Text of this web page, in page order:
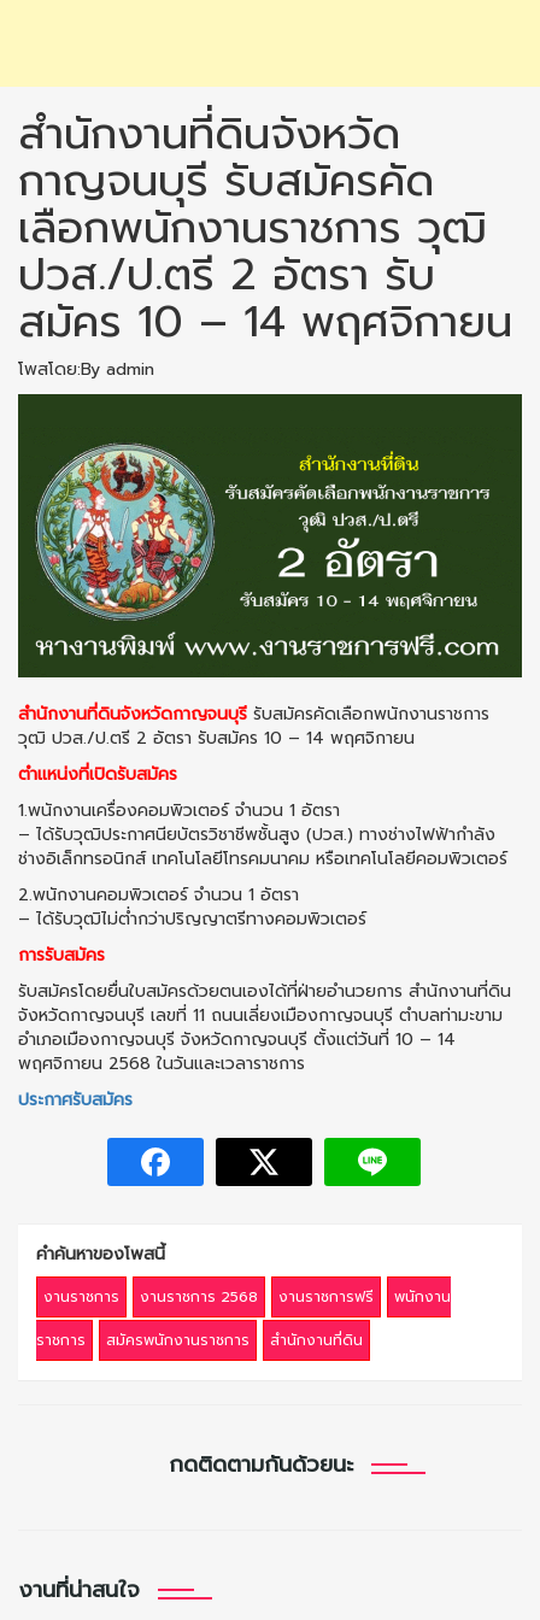
สำนักงานที่ดินจังหวัด
กาญจนบุรี รับสมัครคัด
เลือกพนักงานราชการ วุฒิ
ปวส./ป.ตรี 2 อัตรา รับ
สมัคร 10 – 14 พฤศจิกายน
โพสโดย:By admin
สำนักงานที่ดินจังหวัดกาญจนบุรี รับสมัครคัดเลือกพนักงานราชการ
วุฒิ ปวส./ป.ตรี 2 อัตรา รับสมัคร 10 – 14 พฤศจิกายน
ตำแหน่งที่เปิดรับสมัคร
1.พนักงานเครื่องคอมพิวเตอร์ จำนวน 1 อัตรา
– ได้รับวุฒิประกาศนียบัตรวิชาชีพชั้นสูง (ปวส.) ทางช่างไฟฟ้ากำลัง
ช่างอิเล็กทรอนิกส์ เทคโนโลยีโทรคมนาคม หรือเทคโนโลยีคอมพิวเตอร์
2.พนักงานคอมพิวเตอร์ จำนวน 1 อัตรา
– ได้รับวุฒิไม่ต่ำกว่าปริญญาตรีทางคอมพิวเตอร์
การรับสมัคร
รับสมัครโดยยื่นใบสมัครด้วยตนเองได้ที่ฝ่ายอำนวยการ สำนักงานที่ดิน
จังหวัดกาญจนบุรี เลขที่ 11 ถนนเลี่ยงเมืองกาญจนบุรี ตำบลท่ามะขาม
อำเภอเมืองกาญจนบุรี จังหวัดกาญจนบุรี ตั้งแต่วันที่ 10 – 14
พฤศจิกายน 2568 ในวันและเวลาราชการ
ประกาศรับสมัคร
คำค้นหาของโพสนี้
งานราชการ งานราชการ 2568 งานราชการฟรี
พนักงาน
ราชการ
สมัครพนักงานราชการ สำนักงานที่ดิน
กดติดตามกันด้วยนะ
งานที่น่าสนใจ